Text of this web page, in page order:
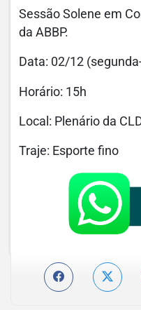
Sessão Solene em
da ABBP.
Data: 02/12
Horário: 15h
Local: Plenário da
Traje: Esporte fino